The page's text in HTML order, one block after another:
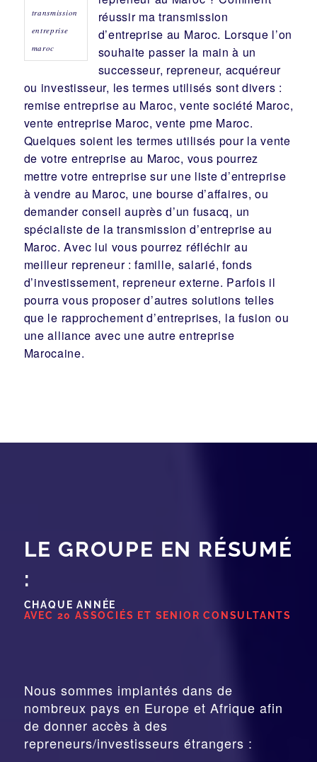
transmission
entreprise
maroc
réussir matransmission
d’entreprise au Maroc. Lorsque l’on
souhaite passer la main à un
successeur, repreneur, acquéreur
ou investisseur, les termes utilisés sont divers :
remise entreprise au Maroc, ventesociété Maroc,
vente entreprise Maroc, vente pme Maroc.
Quelques soient les termes utilisés pour la vente
de votre entreprise au Maroc, vous pourrez
mettre votre entreprise sur une liste d’entreprise
à vendre au Maroc, une bourse d’affaires, ou
demander conseil auprès d’un fusacq, un
spécialiste de latransmission d’entreprise au
Maroc. Avec lui vous pourrez réfléchir au
meilleur repreneur:famille, salarié, fonds
d’investissement, repreneur externe. Parfois il
pourra vous proposer d’autres solutions telles
que le rapprochement d’entreprises, la fusion ou
unealliance avec une autre entreprise
Marocaine.
LE GROUPE EN RÉSUMÉ
:
CHAQUE ANNÉE
AVEC 20 ASSOCIÉS ET SENIOR CONSULTANTS
Nous sommes implantés dans de
nombreux pays en Europe et Afrique afin
de donner accès à des
repreneurs/investisseurs étrangers :